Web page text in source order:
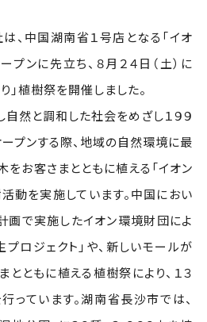
、中国湖南省１号店となる「イオ
プンに先立ち、８月２４日（土）に
」植樹祭を開催しました。
然と調和した社会をめざし１９９
ープンする際、地域の自然環境に最
をお客さまとともに植える「イオン
動を実施しています。中国におい
画で実施したイオン環境財団によ
ロジェクト」や、新しいモールが
ともに植える植樹祭により、１３
っています。湖南省長沙市では、